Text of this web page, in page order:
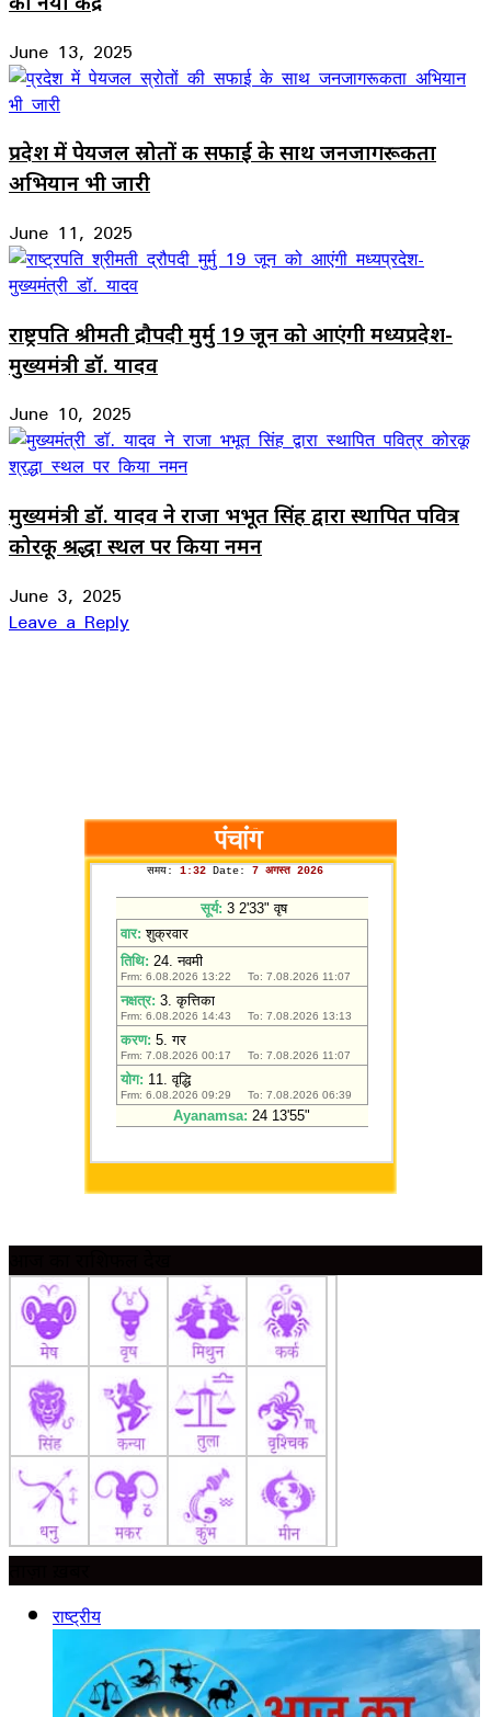
June 13, 2025
प्रदेश में पेयजल स्रोतों की सफाई के साथ जनजागरूकता
अभियान भी जारी
June 11, 2025
राष्ट्रपति श्रीमती द्रौपदी मुर्मु 19 जून को आएंगी मध्यप्रदेश-
मुख्यमंत्री डॉ. यादव
June 10, 2025
मुख्यमंत्री डॉ. यादव ने राजा भभूत सिंह द्वारा स्थापित पवित्र
कोरकू श्रद्धा स्थल पर किया नमन
June 3, 2025
Leave a Reply
राष्ट्रीय